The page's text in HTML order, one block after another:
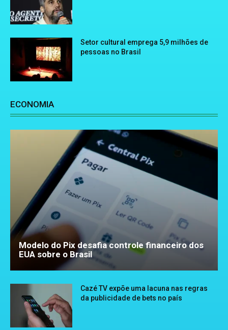
Setor cultural emprega 5,9 milhões de
pessoas no Brasil
ECONOMIA
Modelo do Pix desafia controle financeiro dos
EUA sobre o Brasil
Cazé TV expõe uma lacuna nas regras
da publicidade de bets no país